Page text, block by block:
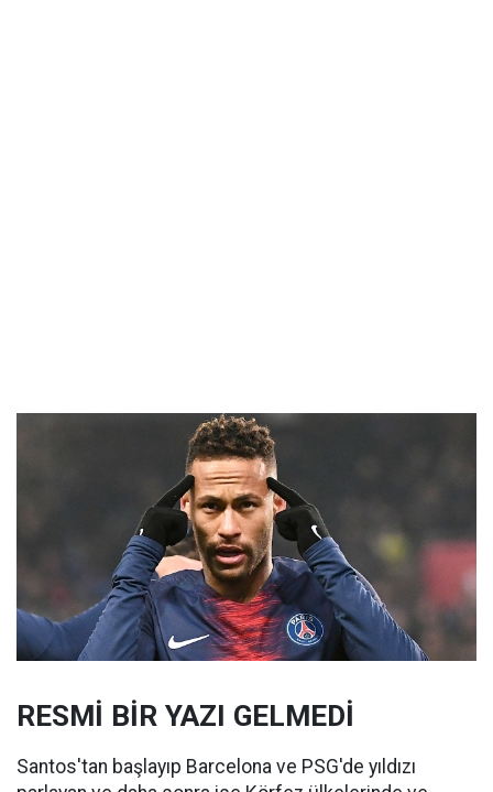
RESMİ BİR YAZI GELMEDİ
Santos'tan başlayıp Barcelona ve PSG'de yıldızı